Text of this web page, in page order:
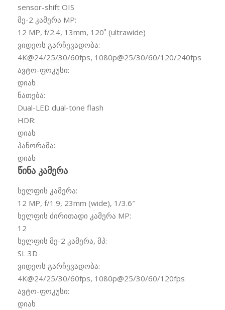
sensor-shift OIS
მე-2 კამერა MP:
12 MP, f/2.4, 13mm, 120˚ (ultrawide)
ვიდეოს გარჩევადობა:
4K@24/25/30/60fps, 1080p@25/30/60/120/240fps
ავტო-ფოკუსი:
დიახ
ნათება:
Dual-LED dual-tone flash
HDR:
დიახ
პანორამა:
დიახ
წინა კამერა
სელფის კამერა:
12 MP, f/1.9, 23mm (wide), 1/3.6″
სელფის ძირითადი კამერა MP:
12
სელფის მე-2 კამერა, მპ:
SL 3D
ვიდეოს გარჩევადობა:
4K@24/25/30/60fps, 1080p@25/30/60/120fps
ავტო-ფოკუსი:
დიახ